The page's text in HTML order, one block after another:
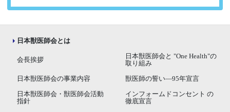
日本獣医師会とは
会長挨拶
日本獣医師会と "One Health"の
取り組み
日本獣医師会の事業内容 獣医師の誓い―95年宣言
日本獣医師会・獣医師会活動
指針
インフォームドコンセント の
徹底宣言